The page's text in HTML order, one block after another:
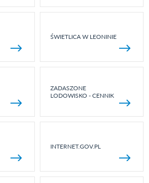
ŚWIETLICA W LEONINIE
ZADASZONE
LODOWISKO - CENNIK
INTERNET.GOV.PL